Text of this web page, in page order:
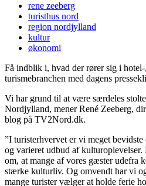
rene zeeberg
turisthus nord
region nordjylland
kultur
økonomi
Få indblik i, hvad der rører sig i hotel-
turismebranchen med dagens
Vi har grund til at være særdeles
Nordjylland, mener René Zeeberg,
blog på TV2Nord.dk.
”I turisterhvervet er vi meget
og varieret udbud af
om, at mange af vores gæster udefra
stærke kulturliv. Og omvendt har vi
mange turister vælger at holde ferie